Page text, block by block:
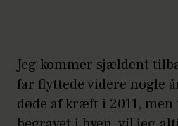
Jeg kommer sjældent
far flyttede videre nogle
døde af kræft i 2011,